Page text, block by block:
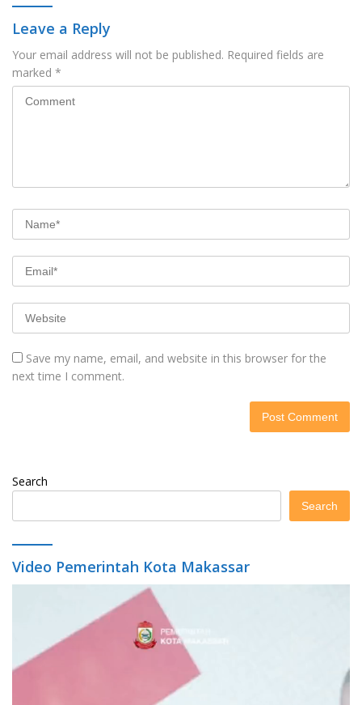
Leave a Reply
Your email address will not be published. Required fields are
marked *
Save my name, email, and website in this browser for the
next time I comment.
Search
Search
Video Pemerintah Kota Makassar